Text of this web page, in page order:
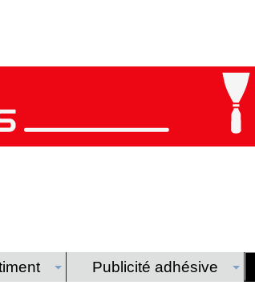
Publicité adhésive